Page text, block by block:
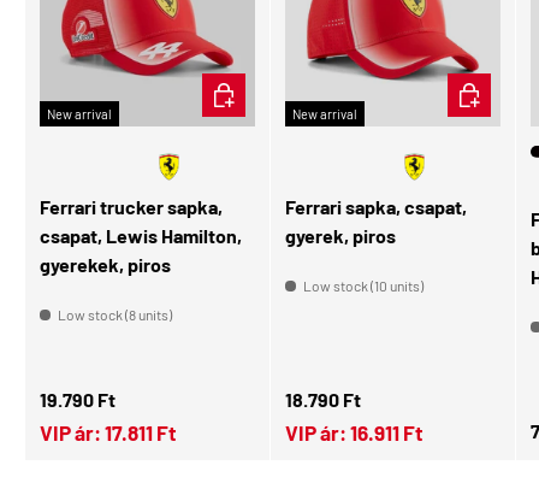
New arrival
Ferrari trucker sapka,
csapat, Lewis Hamilton,
gyerekek, piros
Low stock (8 units)
Regular price
19.790 Ft
VIP ár: 17.811 Ft
ADD TO CART
New arrival
🧑🏻
Ferrari sapka, csapat,
gyerek, piros
Low stock (10 units)
Regular price
18.790 Ft
VIP ár: 16.911 Ft
ADD TO